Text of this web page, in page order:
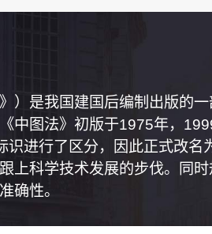
）是我国建国后编制出版的
中图法》初版于1975年，
识进行了区分，因此正式改
上科学技术发展的步伐。同
确性。